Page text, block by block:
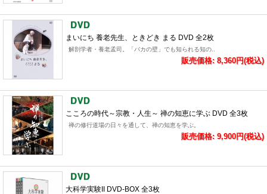
まいにち 養老先生、ときどき まる DVD 全2枚
解剖学者・養老孟司。「バカの壁」でも知られる知の..
販売価格: 8,360円(税込)
こころの時代～宗教・人生～ 禅の知恵に学ぶ DVD 全3枚
禅の修行道場の日々を通して、禅の知恵を学ぶ。
販売価格: 9,900円(税込)
大科学実験II DVD-BOX 全3枚